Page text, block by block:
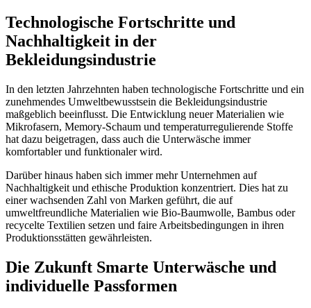
Technologische Fortschritte und
Nachhaltigkeit in der
Bekleidungsindustrie
In den letzten Jahrzehnten haben technologische Fortschritte und ein
zunehmendes Umweltbewusstsein die Bekleidungsindustrie
maßgeblich beeinflusst. Die Entwicklung neuer Materialien wie
Mikrofasern, Memory-Schaum und temperaturregulierende Stoffe
hat dazu beigetragen, dass auch die Unterwäsche immer
komfortabler und funktionaler wird.
Darüber hinaus haben sich immer mehr Unternehmen auf
Nachhaltigkeit und ethische Produktion konzentriert. Dies hat zu
einer wachsenden Zahl von Marken geführt, die auf
umweltfreundliche Materialien wie Bio-Baumwolle, Bambus oder
recycelte Textilien setzen und faire Arbeitsbedingungen in ihren
Produktionsstätten gewährleisten.
Die Zukunft Smarte Unterwäsche und
individuelle Passformen